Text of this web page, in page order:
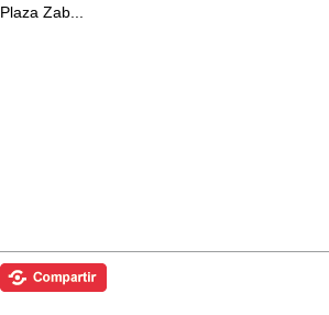
Plaza Zab...